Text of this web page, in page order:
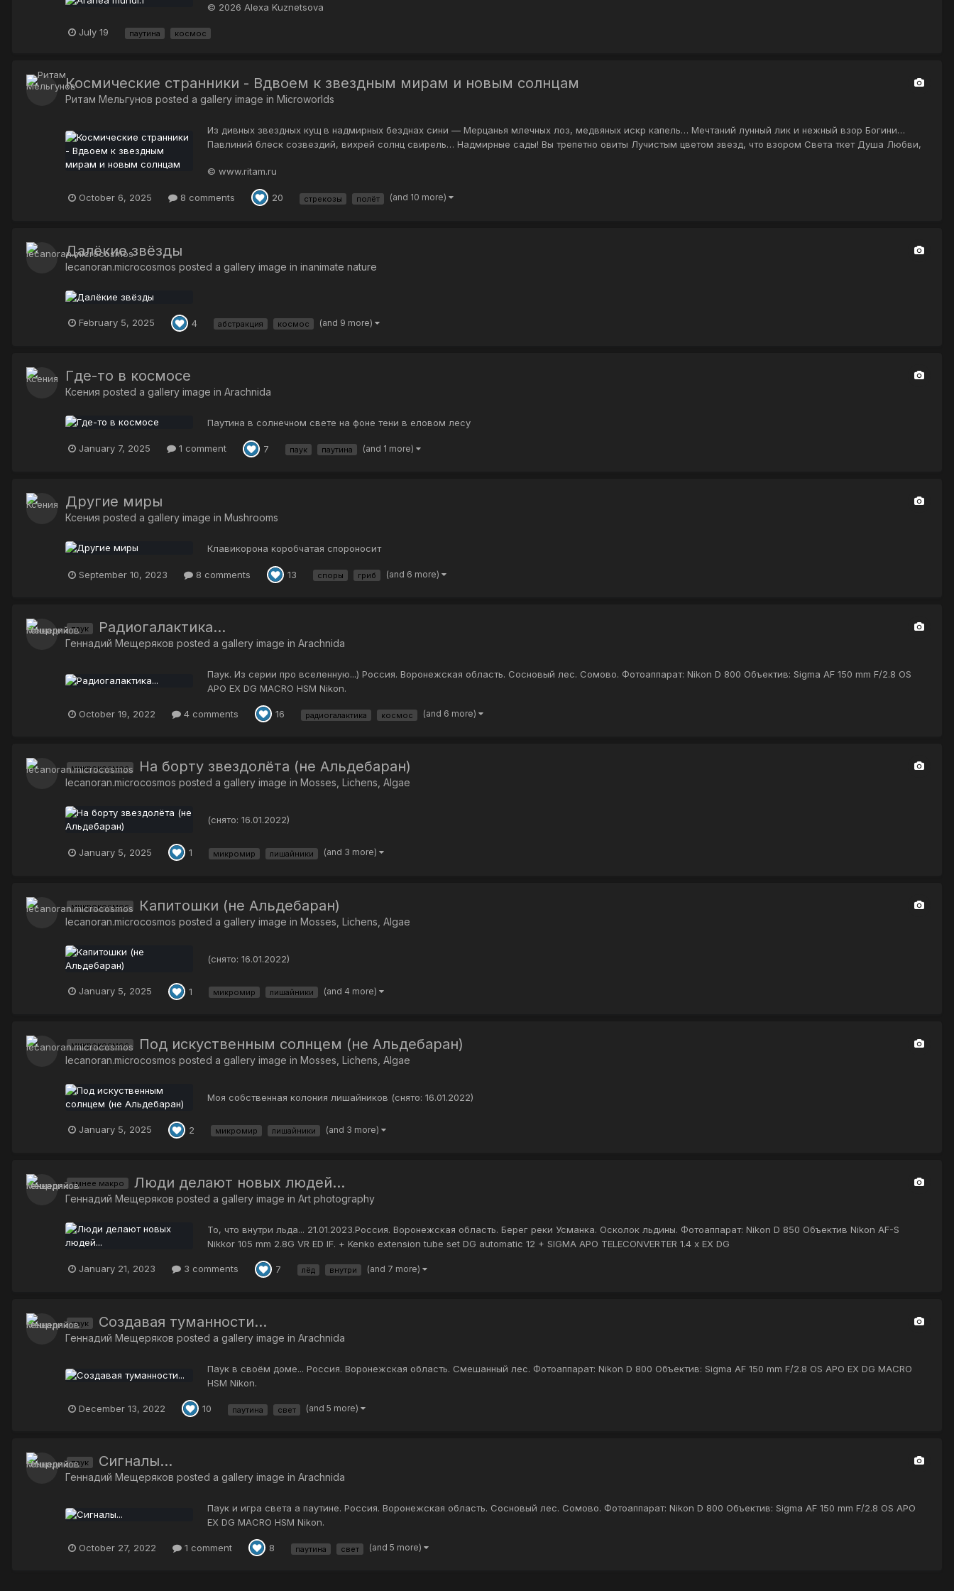
© 2026 Alexa Kuznetsova
July 19 паутина космос
Космические странники - Вдвоем к звездным мирам и новым солнцам
Ритам Мельгунов posted a gallery image in Microworlds
Из дивных звездных кущ в надмирных безднах сини — Мерцанья млечных лоз, медвяных искр капель… Мечтаний лунный лик и нежный взор Богини…
Павлиний блеск созвездий, вихрей солнц свирель… Надмирные сады! Вы трепетно овиты Лучистым цветом звезд, что взором Света ткет Душа Любви,
© www.ritam.ru
October 6, 2025 8 comments 20 стрекозы полёт (and 10 more)
Далёкие звёзды
lecanoran.microcosmos posted a gallery image in inanimate nature
February 5, 2025 4 абстракция космос (and 9 more)
Где-то в космосе
Ксения posted a gallery image in Arachnida
Паутина в солнечном свете на фоне тени в еловом лесу
January 7, 2025 1 comment 7 паук паутина (and 1 more)
Другие миры
Ксения posted a gallery image in Mushrooms
Клавикорона коробчатая спороносит
September 10, 2023 8 comments 13 споры гриб (and 6 more)
паук Радиогалактика...
Геннадий Мещеряков posted a gallery image in Arachnida
Паук. Из серии про вселенную...) Россия. Воронежская область. Сосновый лес. Сомово. Фотоаппарат: Nikon D 800 Объектив: Sigma AF 150 mm F/2.8 OS
APO EX DG MACRO HSM Nikon.
October 19, 2022 4 comments 16 радиогалактика космос (and 6 more)
микрокосмос На борту звездолёта (не Альдебаран)
lecanoran.microcosmos posted a gallery image in Mosses, Lichens, Algae
(снято: 16.01.2022)
January 5, 2025 1 микромир лишайники (and 3 more)
микрокосмос Капитошки (не Альдебаран)
lecanoran.microcosmos posted a gallery image in Mosses, Lichens, Algae
(снято: 16.01.2022)
January 5, 2025 1 микромир лишайники (and 4 more)
микрокосмос Под искуственным солнцем (не Альдебаран)
lecanoran.microcosmos posted a gallery image in Mosses, Lichens, Algae
Моя собственная колония лишайников (снято: 16.01.2022)
January 5, 2025 2 микромир лишайники (and 3 more)
змнее макро Люди делают новых людей...
Геннадий Мещеряков posted a gallery image in Art photography
То, что внутри льда... 21.01.2023.Россия. Воронежская область. Берег реки Усманка. Осколок льдины. Фотоаппарат: Nikon D 850 Объектив Nikon AF-S
Nikkor 105 mm 2.8G VR ED IF. + Kenko extension tube set DG automatic 12 + SIGMA APO TELECONVERTER 1.4 x EX DG
January 21, 2023 3 comments 7 лёд внутри (and 7 more)
паук Создавая туманности...
Геннадий Мещеряков posted a gallery image in Arachnida
Паук в своём доме... Россия. Воронежская область. Смешанный лес. Фотоаппарат: Nikon D 800 Объектив: Sigma AF 150 mm F/2.8 OS APO EX DG MACRO
HSM Nikon.
December 13, 2022 10 паутина свет (and 5 more)
паук Сигналы...
Геннадий Мещеряков posted a gallery image in Arachnida
Паук и игра света а паутине. Россия. Воронежская область. Сосновый лес. Сомово. Фотоаппарат: Nikon D 800 Объектив: Sigma AF 150 mm F/2.8 OS APO
EX DG MACRO HSM Nikon.
October 27, 2022 1 comment 8 паутина свет (and 5 more)